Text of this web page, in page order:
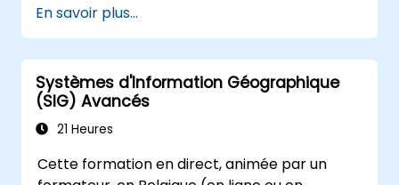
dépendance à des données fragmentées
engendre des risques opérationnels
significatifs. Ce programme intensif de 14
jours, dispensé à Melbourne, est conçu pour
combler le fossé entre l'ingénierie électrique
et la gestion géospatiale.
En savoir plus...
Systèmes d'Information Géographique
(SIG) Avancés
21 Heures
Cette formation en direct, animée par un